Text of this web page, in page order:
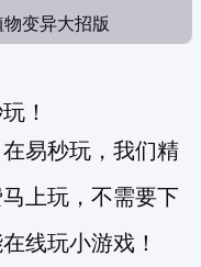
物变异大招版
！
易秒玩，我们精
上玩，不需要下
线玩小游戏！